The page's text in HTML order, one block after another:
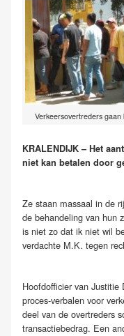
Verkeersovertreders
KRALENDIJK – Het
niet kan betalen door
Ze staan massaal in de
de behandeling van hun
is niet zo dat ik niet wil
verdachte M.K. tegen
Hoofdofficier van
proces-verbalen voor
deel van de overtreders
transactiebedrag. Een